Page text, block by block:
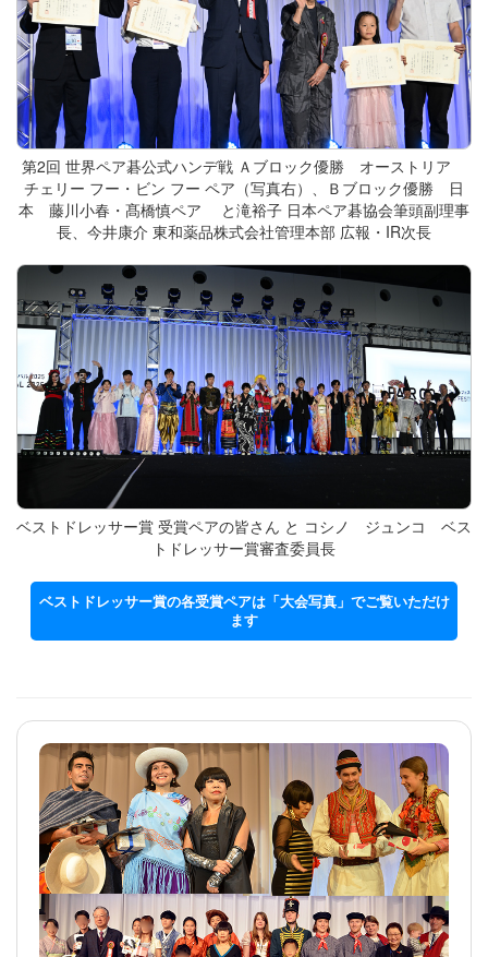
第2回 世界ペア碁公式ハンデ戦 Ａブロック優勝 オーストリア
チェリー フー・ビン フー ペア（写真右）、Ｂブロック優勝 日
本 藤川小春・髙橋慎ペア と滝裕子 日本ペア碁協会筆頭副理事
長、今井康介 東和薬品株式会社管理本部 広報・IR次長
ベストドレッサー賞 受賞ペアの皆さん と コシノ ジュンコ ベス
トドレッサー賞審査委員長
ベストドレッサー賞の各受賞ペアは「大会写真」でご覧いただけ
ます